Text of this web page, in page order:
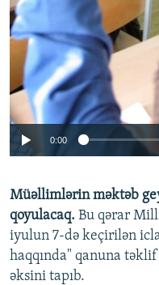
0:00
Müəllimlərin məktəb
qoyulacaq. Bu qərar
iyulun 7-də keçirilən
haqqında" qanuna
əksini tapıb.